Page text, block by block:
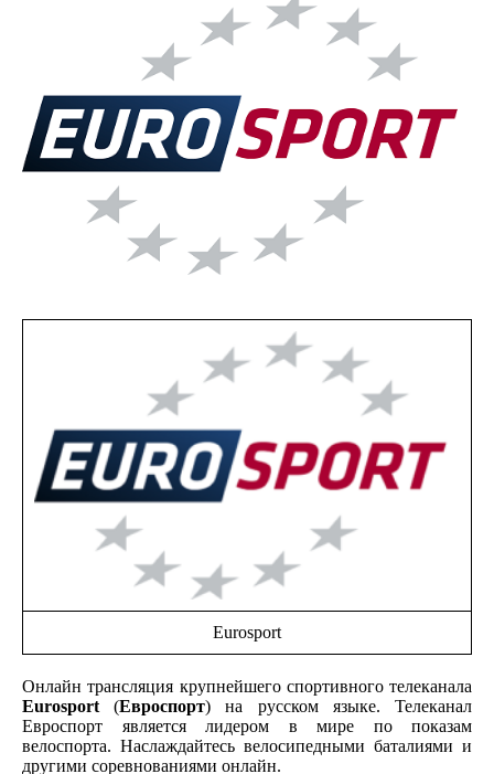
Eurosport
Онлайн трансляция крупнейшего спортивного телеканала
Eurosport (Евроспорт) на русском языке. Телеканал
Евроспорт является лидером в мире по показам
велоспорта. Наслаждайтесь велосипедными баталиями и
другими соревнованиями онлайн.